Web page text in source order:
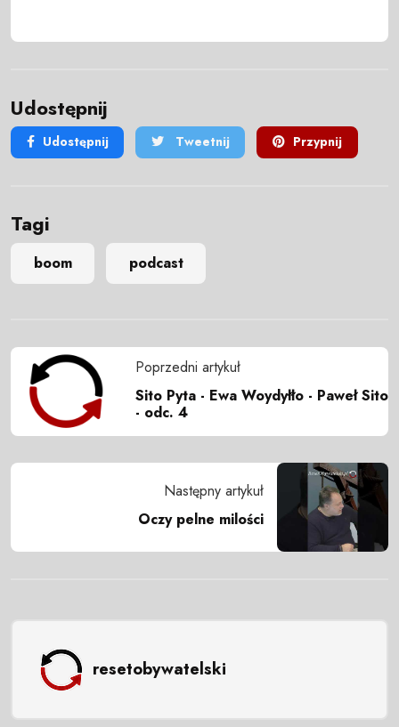
Udostępnij
Udostępnij Tweetnij Przypnij
Tagi
boom podcast
Poprzedni artykuł
Sito Pyta - Ewa Woydyłło - Paweł Sito
- odc. 4
Następny artykuł
Oczy pelne milości
resetobywatelski